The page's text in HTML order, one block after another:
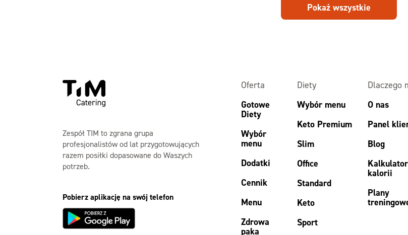
Pokaż wszystkie
Zespół TIM to zgrana grupa
profesjonalistów od lat przygotowujących
razem posiłki dopasowane do Waszych
potrzeb.
Pobierz aplikację na swój telefon
Oferta
Gotowe
Diety
Wybór
menu
Dodatki
Cennik
Menu
Zdrowa
paka
Diety
Wybór menu
Keto Premium
Slim
Office
Standard
Keto
Sport
Dlaczego
O nas
Panel
Blog
Kalkulator
kalorii
Plany